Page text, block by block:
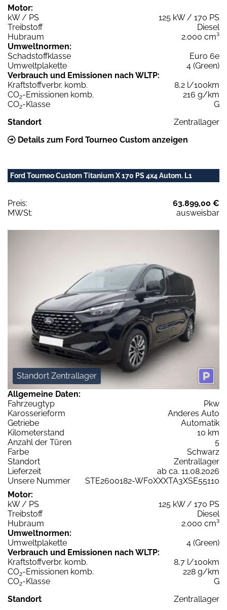
Motor:
kW / PS
125 kW / 170 PS
Treibstoff
Diesel
Hubraum
2.000 cm³
Umweltnormen:
Schadstoffklasse
Euro 6e
Umweltplakette
4 (Green)
Verbrauch und Emissionen nach WLTP:
Kraftstoffverbr. komb.
8,2 l/100km
CO2-Emissionen komb.
216 g/km
CO2-Klasse
G
Standort
Zentrallager
Details zum Ford Tourneo Custom anzeigen
Ford Tourneo Custom Titanium X 170 PS 4x4 Autom. L1
Preis:
63.899,00 €
MWSt:
ausweisbar
Standort Zentrallager
Allgemeine Daten:
Fahrzeugtyp
Pkw
Karosserieform
Anderes Auto
Getriebe
Automatik
Kilometerstand
10 km
Anzahl der Türen
5
Farbe
Schwarz
Standort
Zentrallager
Lieferzeit
ab ca. 11.08.2026
Unsere Nummer
STE2600182-WF0XXXTA3XSE55110
Motor:
kW / PS
125 kW / 170 PS
Treibstoff
Diesel
Hubraum
2.000 cm³
Umweltnormen:
Umweltplakette
4 (Green)
Verbrauch und Emissionen nach WLTP:
Kraftstoffverbr. komb.
8,7 l/100km
CO2-Emissionen komb.
228 g/km
CO2-Klasse
G
Standort
Zentrallager